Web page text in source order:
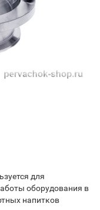
для
оборудования в
напитков